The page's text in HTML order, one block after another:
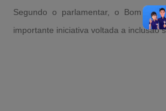
Segundo o parlamentar, o Bom
importante iniciativa voltada a inclusão